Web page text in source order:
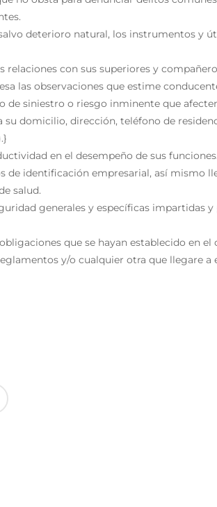
deterioro natural, los instrumentos y
con sus superiores y
las observaciones que estime
de siniestro o riesgo inminente que
su domicilio, dirección, teléfono de
en el desempeño de sus funciones.
de identificación empresarial, así mismo
salud.
generales y específicas impartidas
que se hayan establecido en
y/o cualquier otra que llegare